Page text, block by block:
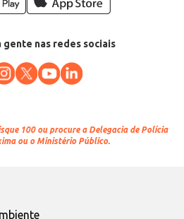
gente nas redes sociais
100 ou procure a Delegacia de Polícia
ou o Ministério Público.